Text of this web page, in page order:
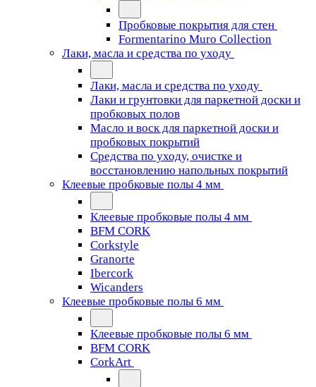
Пробковые покрытия для стен
Formentarino Muro Collection
Лаки, масла и средства по уходу
Лаки, масла и средства по уходу
Лаки и грунтовки для паркетной доски и
пробковых полов
Масло и воск для паркетной доски и
пробковых покрытий
Средства по уходу, очистке и
восстановлению напольных покрытий
Клеевые пробковые полы 4 мм
Клеевые пробковые полы 4 мм
BFM CORK
Corkstyle
Granorte
Ibercork
Wicanders
Клеевые пробковые полы 6 мм
Клеевые пробковые полы 6 мм
BFM CORK
CorkArt